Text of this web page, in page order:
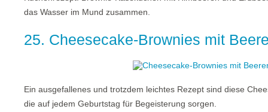
das Wasser im Mund zusammen.
25. Cheesecake-Brownies mit
Ein ausgefallenes und trotzdem leichtes Rezept sind diese
die auf jedem Geburtstag für Begeisterung sorgen.